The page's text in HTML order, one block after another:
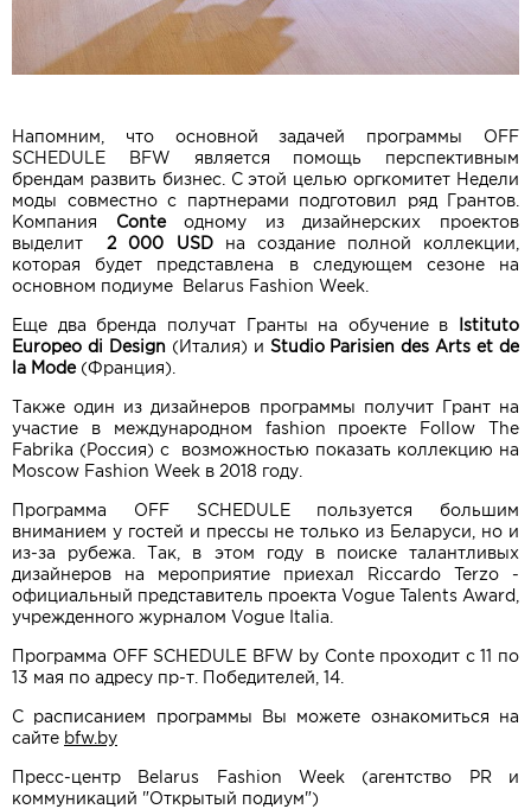
Напомним, что основной задачей программы OFF
SCHEDULE BFW является помощь перспективным
брендам развить бизнес. С этой целью оргкомитет Недели
моды совместно с партнерами подготовил ряд Грантов.
Компания Conteодному из дизайнерских проектов
выделит2 000 USDна создание полной коллекции,
которая будет представлена в следующем сезоне на
основном подиуме Belarus Fashion Week.
Еще два бренда получат Гранты на обучение в Istituto
Europeo di Design(Италия) и Studio Parisien des Arts et de
la Mode(Франция).
Также один из дизайнеров программы получит Грант на
участие в международном fashion проекте Follow The
Fabrika (Россия) с возможностью показать коллекцию на
Moscow Fashion Week в 2018 году.
Программа OFF SCHEDULE пользуется большим
вниманием у гостей и прессы не только из Беларуси, но и
из-за рубежа. Так, в этом году в поиске талантливых
дизайнеров на мероприятие приехал Riccardo Terzo -
официальный представитель проекта Vogue Talents Award,
учрежденного журналом Vogue Italia.
Программа OFF SCHEDULE BFW by Conte проходит с 11 по
13 мая по адресу пр-т. Победителей, 14.
С расписанием программы Вы можете ознакомиться на
сайте bfw.by
Пресс-центр Belarus Fashion Week (агентство PR и
коммуникаций "Открытый подиум")